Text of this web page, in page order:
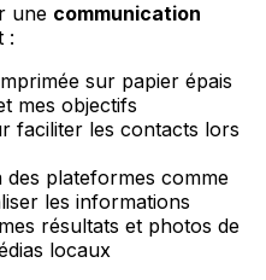
une communication
:
sur papier épais
mes objectifs
faciliter les contacts lors
plateformes comme
les informations
résultats et photos de
locaux